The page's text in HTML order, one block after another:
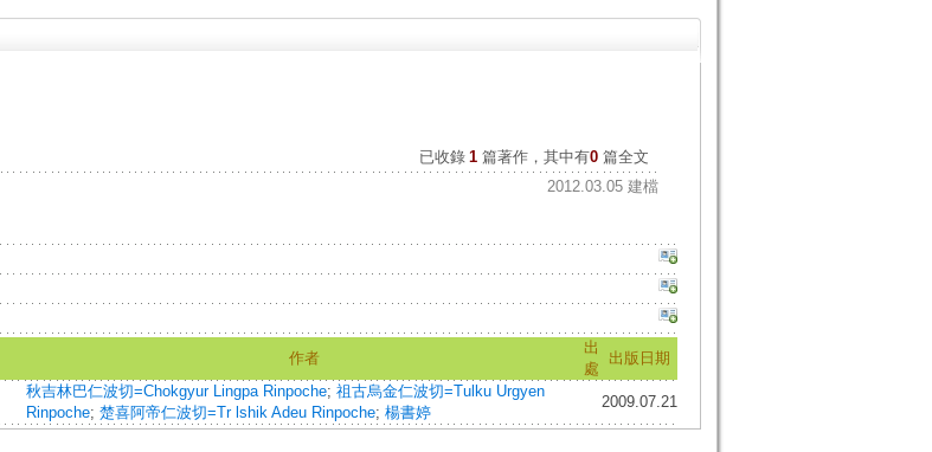
已收錄 1 篇著作，其中有0篇全文
2012.03.05 建檔
作者
出
處
出版日期
秋吉林巴仁波切=Chokgyur Lingpa Rinpoche; 祖古烏金仁波切=Tulku Urgyen
Rinpoche; 楚喜阿帝仁波切=Tr lshik Adeu Rinpoche; 楊書婷
2009.07.21